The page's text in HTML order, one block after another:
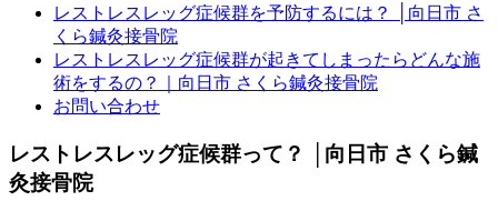
レストレスレッグ症候群を予防するには？ │向日市 さ
くら鍼灸接骨院
レストレスレッグ症候群が起きてしまったらどんな施
術をするの？｜向日市 さくら鍼灸接骨院
お問い合わせ
レストレスレッグ症候群って？ │向日市 さくら鍼
灸接骨院